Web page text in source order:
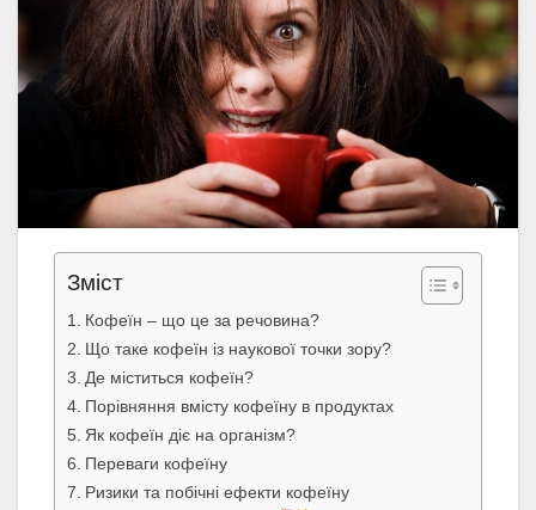
Зміст
Кофеїн – що це за речовина?
Що таке кофеїн із наукової точки зору?
Де міститься кофеїн?
Порівняння вмісту кофеїну в продуктах
Як кофеїн діє на організм?
Переваги кофеїну
Ризики та побічні ефекти кофеїну